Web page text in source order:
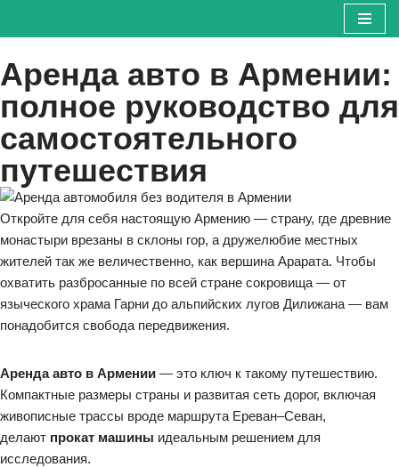
к
содержимому
Аренда авто в Армении:
полное руководство для
самостоятельного
путешествия
Откройте для себя настоящую Армению — страну, где древние
монастыри врезаны в склоны гор, а дружелюбие местных
жителей так же величественно, как вершина Арарата. Чтобы
охватить разбросанные по всей стране сокровища — от
языческого храма Гарни до альпийских лугов Дилижана — вам
понадобится свобода передвижения.
Аренда авто в Армении — это ключ к такому путешествию.
Компактные размеры страны и развитая сеть дорог, включая
живописные трассы вроде маршрута Ереван–Севан,
делают прокат машины идеальным решением для
исследования.